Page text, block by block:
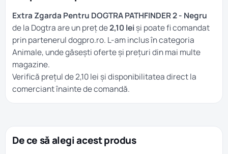
Extra Zgarda Pentru DOGTRA PATHFINDER 2 - Negru
de la Dogtra are un preț de2,10 lei și poate fi comandat
prin partenerul dogpro.ro. L-am inclus în categoria
Animale, unde găsești oferte și prețuri din mai multe
magazine.
Verifică prețul de 2,10 lei și disponibilitatea direct la
comerciant înainte de comandă.
De ce să alegi acest produs